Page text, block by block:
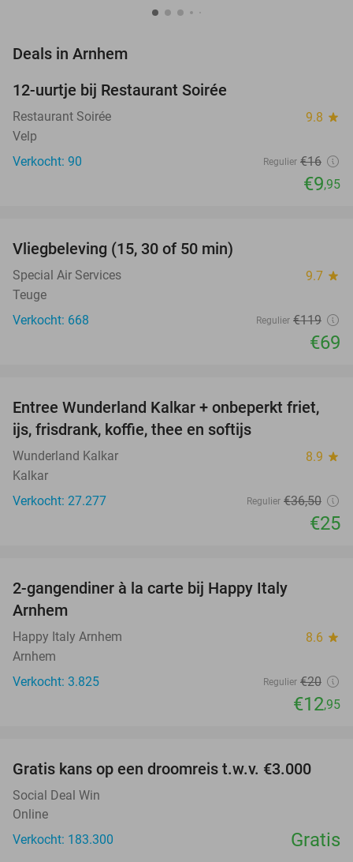
Deals in Arnhem
12-uurtje bij Restaurant Soirée
Restaurant Soirée 9.8 star
Velp
Verkocht: 90
Regulier €16
€9,95
Vliegbeleving (15, 30 of 50 min)
Special Air Services 9.7 star
Teuge
Verkocht: 668
Regulier €119
€69
32%
Entree Wunderland Kalkar + onbeperkt friet,
ijs, frisdrank, koffie, thee en softijs
Wunderland Kalkar 8.9 star
Kalkar
Verkocht: 27.277
Regulier €36,50
€25
2-gangendiner à la carte bij Happy Italy
Arnhem
Happy Italy Arnhem 8.6 star
Arnhem
Verkocht: 3.825
Regulier €20
€12,95
Gratis kans op een droomreis t.w.v. €3.000
Social Deal Win
Online
Verkocht: 183.300
Gratis